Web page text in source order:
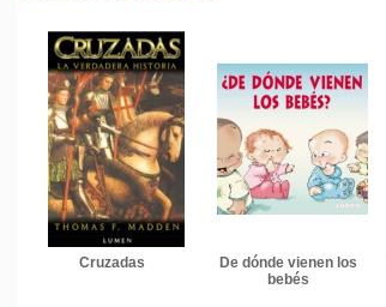
Cruzadas
De dónde vienen los
bebés